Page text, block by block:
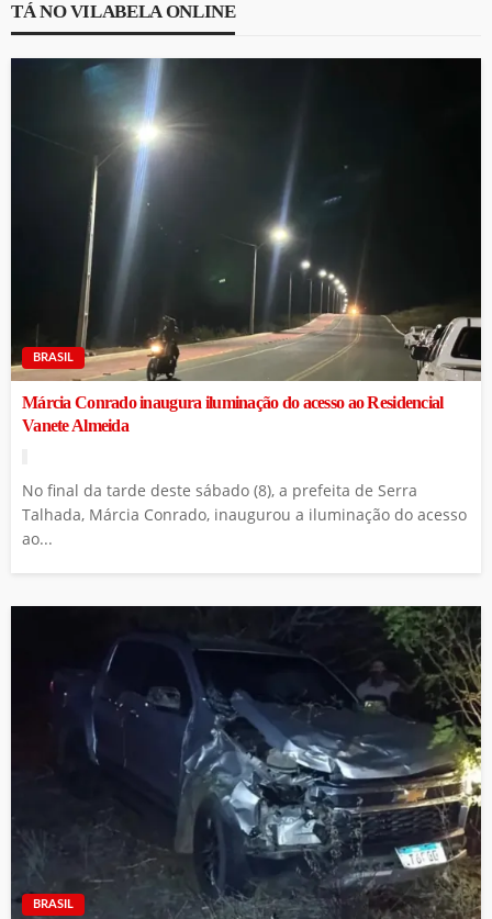
TÁ NO VILABELA ONLINE
BRASIL
Márcia Conrado inaugura iluminação do acesso ao Residencial
Vanete Almeida
No final da tarde deste sábado (8), a prefeita de Serra
Talhada, Márcia Conrado, inaugurou a iluminação do acesso
ao...
BRASIL